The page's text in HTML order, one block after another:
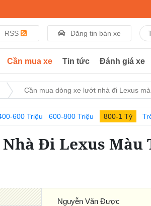
RSS Đăng tin bán xe
Cần mua xe Tin tức Đánh giá xe
Cần mua dòng xe lướt nhà đi Lexus
600 Triệu 600-800 Triệu 800-1 Tỷ
Đi Lexus Màu
Nguyễn Văn Được